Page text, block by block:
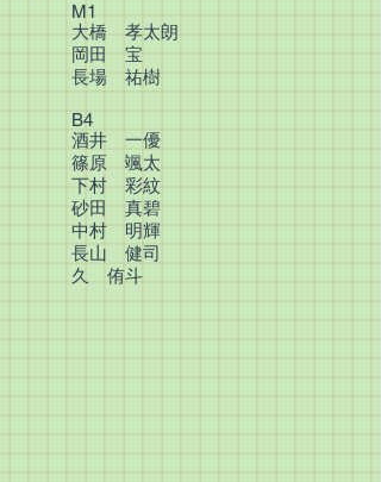
M1
大橋 孝太朗
岡田 宝
長場 祐樹
B4
酒井 一優
篠原 颯太
下村 彩紋
砂田 真碧
中村 明輝
長山 健司
久 侑斗